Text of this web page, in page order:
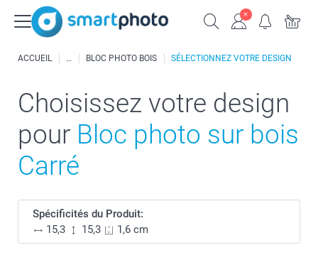
ACCUEIL BLOC PHOTO BOIS SÉLECTIONNEZ VOTRE DESIGN
Choisissez votre design
pour Bloc photo sur bois
Carré
Spécificités du Produit:
15,3
15,3 1,6 cm